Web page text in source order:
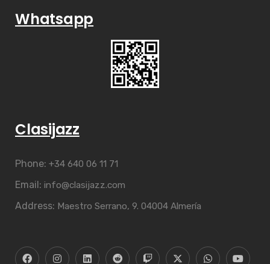
Whatsapp
Clasijazz
Phone: +34 640 06 11 71
Email: info@clasijazz.com
Address: Maestro Serrano, 9. 04004 Almería